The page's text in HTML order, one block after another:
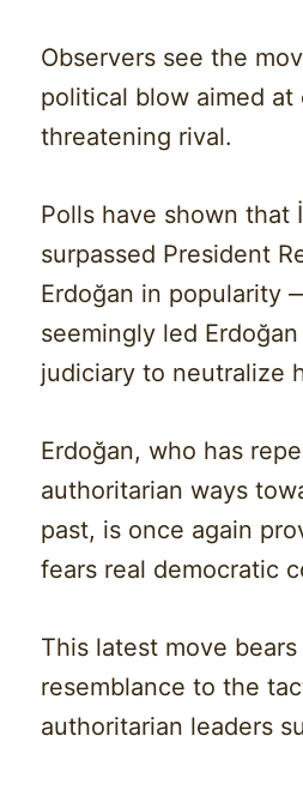
Observers see the
political blow aimed at
threatening rival.
Polls have shown that
surpassed President
Erdoğan in popularity
seemingly led
judiciary to neutralize
Erdoğan, who has
authoritarian ways
past, is once again
fears real democratic
This latest move
resemblance to the
authoritarian leaders